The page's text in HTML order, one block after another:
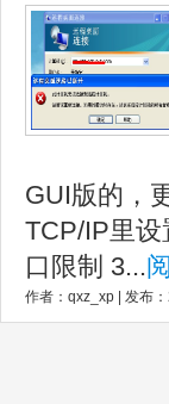
GUI版的，
TCP/IP里
口限制 3...
作者：qxz_xp | 发布